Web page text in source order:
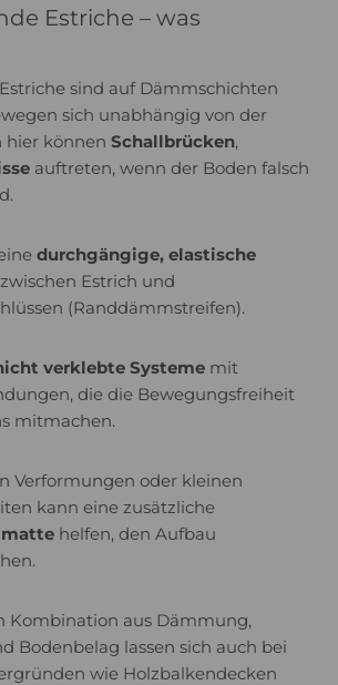
Estriche – was
sind auf Dämmschichten
sich unabhängig von der
hier können Schallbrücken,
auftreten, wenn der Boden falsch
durchgängige, elastische
zwischen Estrich und
(Randdämmstreifen).
verklebte Systeme mit
die die Bewegungsfreiheit
mitmachen.
Verformungen oder kleinen
kann eine zusätzliche
helfen, den Aufbau
Kombination aus Dämmung,
Bodenbelag lassen sich auch bei
wie Holzbalkendecken